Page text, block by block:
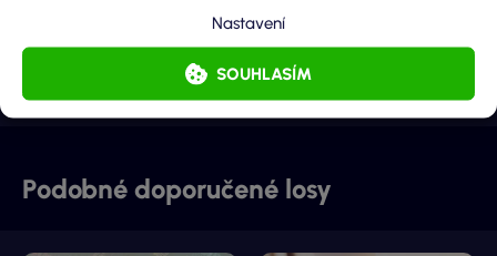
SOUHLASÍM
Nastavení
Podobné doporučené losy